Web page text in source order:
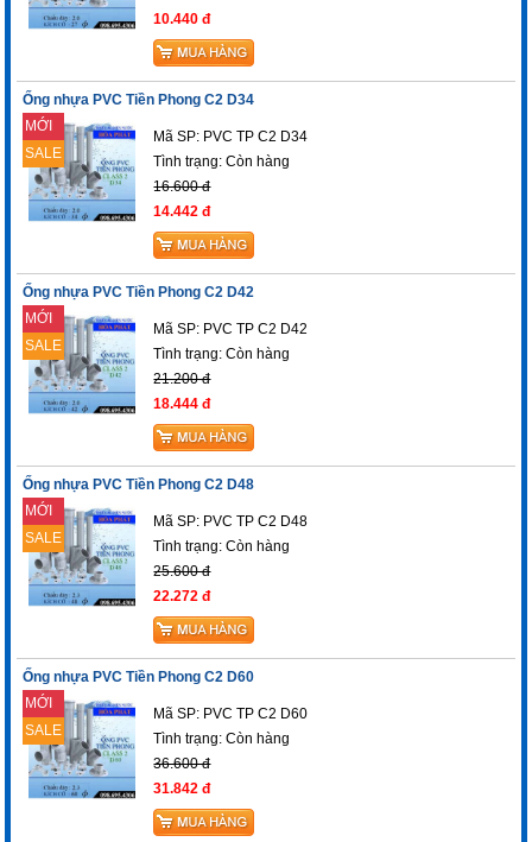
10.440 đ
Ống nhựa PVC Tiền Phong C2 D34
MỚI
SALE
Mã SP: PVC TP C2 D34
Tình trạng:Còn hàng
16.600 đ
14.442 đ
Ống nhựa PVC Tiền Phong C2 D42
MỚI
SALE
Mã SP: PVC TP C2 D42
Tình trạng:Còn hàng
21.200 đ
18.444 đ
Ống nhựa PVC Tiền Phong C2 D48
MỚI
SALE
Mã SP: PVC TP C2 D48
Tình trạng:Còn hàng
25.600 đ
22.272 đ
Ống nhựa PVC Tiền Phong C2 D60
MỚI
SALE
Mã SP: PVC TP C2 D60
Tình trạng:Còn hàng
36.600 đ
31.842 đ